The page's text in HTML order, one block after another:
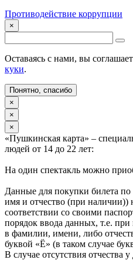
Противодействие коррупции
×
Оставаясь с нами, вы
куки.
Понятно, спасибо
×
×
×
«Пушкинская карта» –
людей от 14 до 22 лет:
На один спектакль можно
Данные для покупки билета
имя и отчество (при наличии))
соответствии со своими
порядок ввода данных, т.е.
в фамилии, имени, либо
буквой «Ё» (в таком случае
В случае отсутствия отчества